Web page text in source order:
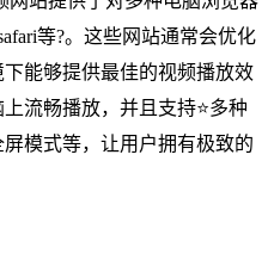
等?。这些网站通常会优化
能够提供最佳的视频播放效
流畅播放，并且支持⭐多种
模式等，让用户拥有极致的